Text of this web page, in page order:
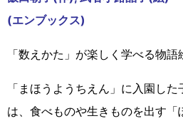
(エンブックス)
「数えかた」が楽しく学べる物語
「まほうようちえん」に入園し
は、食べものや生きものを出す「